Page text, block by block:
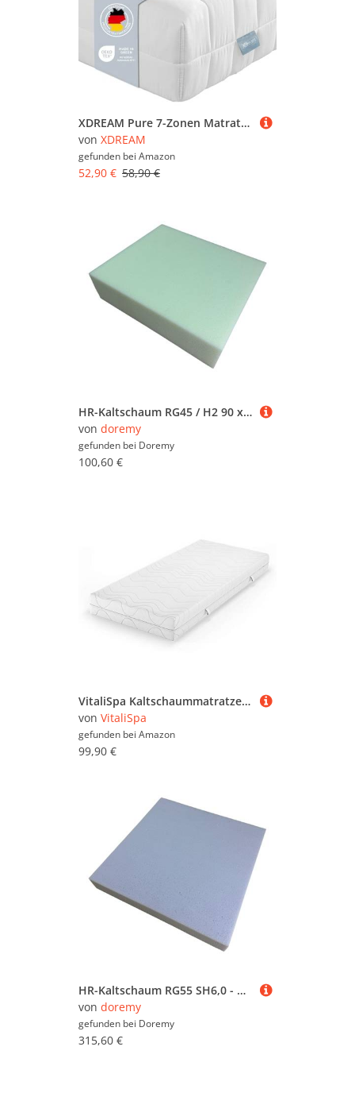
XDREAM Pure 7-Zonen Matratze 90x200cm | Ergonomische Kaltschaummatratze | Öko-TEX® | Härtegrad H2 (H2) I Hypoallergen & Antibakteriell | 11 cm hoch 90 x 200 cm
von XDREAM
gefunden bei Amazon
52,90 € 58,90 €
HR-Kaltschaum RG45 / H2 90 x 200 cm 8 cm nein
von doremy
gefunden bei Doremy
100,60 €
VitaliSpa Kaltschaummatratze, 7-Zonen Matratze, Weiß, 90 x 200 cm 20cm Höhe
von VitaliSpa
gefunden bei Amazon
99,90 €
HR-Kaltschaum RG55 SH6,0 - H4 90 x 200 cm 19 cm ja
von doremy
gefunden bei Doremy
315,60 €